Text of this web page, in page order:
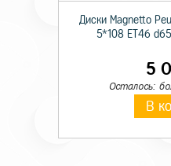
Диски Magnetto
5*108 ET46
5
Осталось:
В